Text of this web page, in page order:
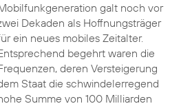
galt noch vor
Dekaden als Hoffnungsträger
ein neues mobiles Zeitalter.
begehrt waren die
deren Versteigerung
Staat die schwindelerregend
Summe von 100 Milliarden